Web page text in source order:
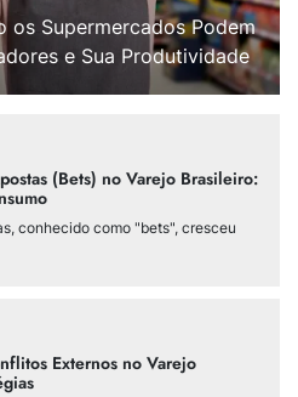
os Supermercados Podem
e Sua Produtividade
(Bets) no Varejo Brasileiro:
conhecido como "bets", cresceu
Externos no Varejo